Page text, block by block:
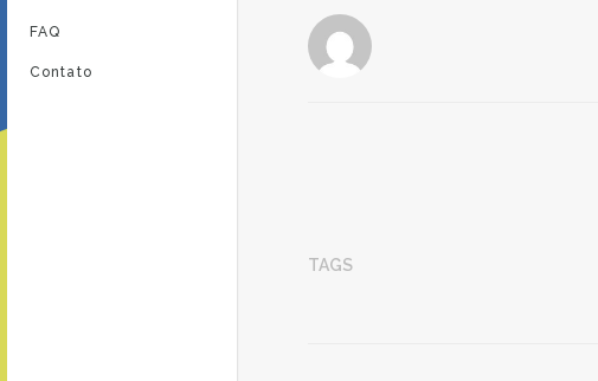
FAQ
Contato
TAGS